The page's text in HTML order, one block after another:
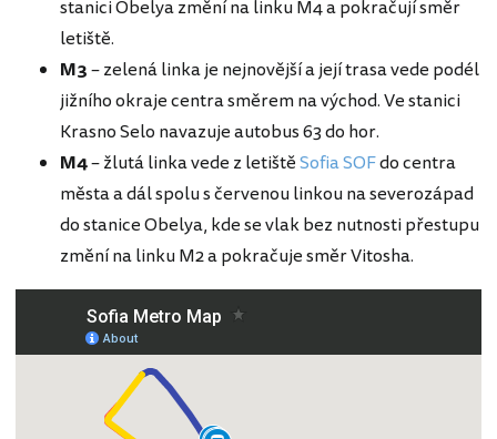
stanici Obelya změní na linku M4 a pokračují směr
letiště.
M3– zelená linka je nejnovější a její trasa vede podél
jižního okraje centra směrem na východ. Ve stanici
Krasno Selo navazuje autobus 63 do hor.
M4– žlutá linka vede z letištěSofia SOFdo centra
města a dál spolu s červenou linkou na severozápad
do stanice Obelya, kde se vlak bez nutnosti přestupu
změní na linku M2 a pokračuje směr Vitosha.